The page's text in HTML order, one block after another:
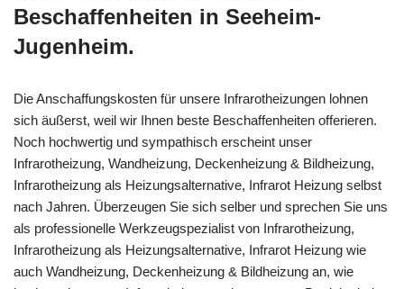
Beschaffenheiten in Seeheim-
Jugenheim.
Die Anschaffungskosten für unsere Infrarotheizungen lohnen
sich äußerst, weil wir Ihnen beste Beschaffenheiten offerieren.
Noch hochwertig und sympathisch erscheint unser
Infrarotheizung, Wandheizung, Deckenheizung & Bildheizung,
Infrarotheizung als Heizungsalternative, Infrarot Heizung selbst
nach Jahren. Überzeugen Sie sich selber und sprechen Sie uns
als professionelle Werkzeugspezialist von Infrarotheizung,
Infrarotheizung als Heizungsalternative, Infrarot Heizung wie
auch Wandheizung, Deckenheizung & Bildheizung an, wie